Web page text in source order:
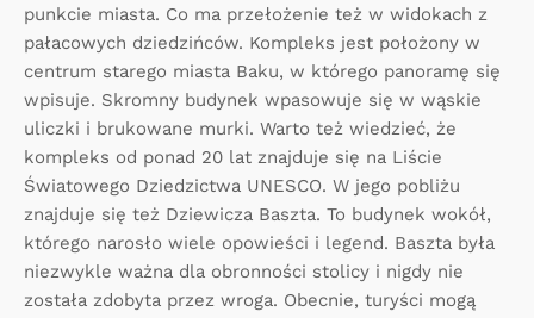
punkcie miasta. Co ma przełożenie też w widokach z
pałacowych dziedzińców. Kompleks jest położony w
centrum starego miasta Baku, w którego panoramę się
wpisuje. Skromny budynek wpasowuje się w wąskie
uliczki i brukowane murki. Warto też wiedzieć, że
kompleks od ponad 20 lat znajduje się na Liście
Światowego Dziedzictwa UNESCO. W jego pobliżu
znajduje się też Dziewicza Baszta. To budynek wokół,
którego narosło wiele opowieści i legend. Baszta była
niezwykle ważna dla obronności stolicy i nigdy nie
została zdobyta przez wroga. Obecnie, turyści mogą